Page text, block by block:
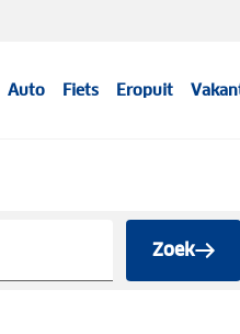
Auto Fiets Eropuit
Zoek